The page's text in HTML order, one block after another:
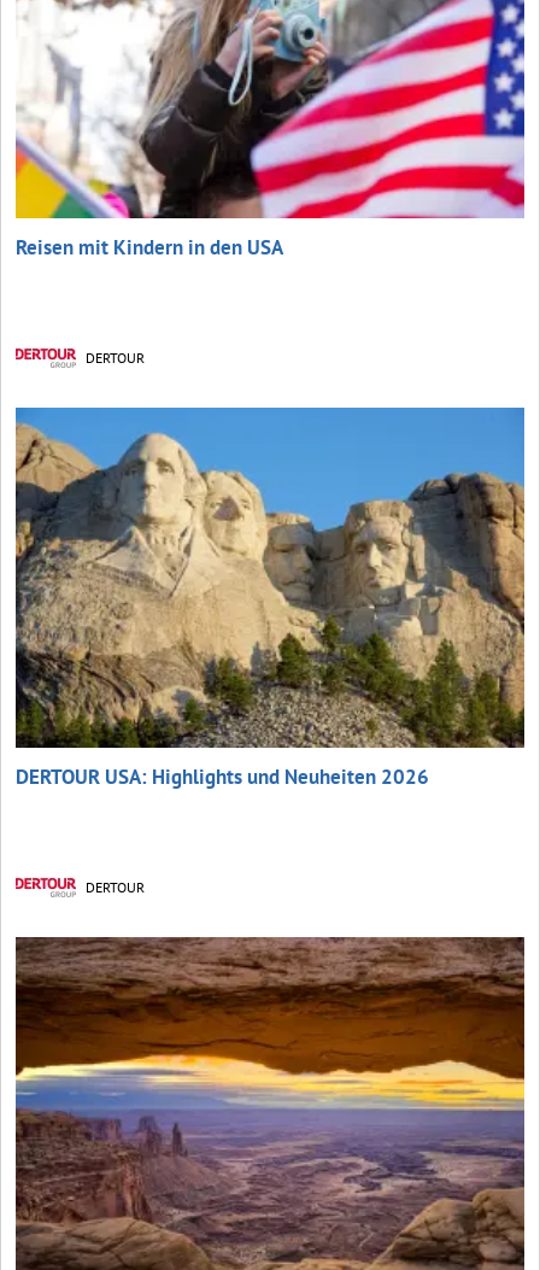
Reisen mit Kindern in den USA
DERTOUR
DERTOUR USA: Highlights und Neuheiten 2026
DERTOUR